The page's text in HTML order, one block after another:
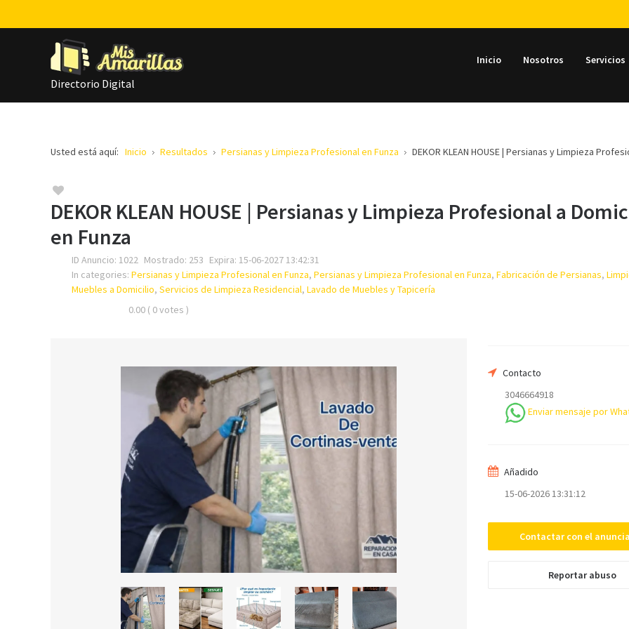
Directorio Digital
Inicio Nosotros Servicios
Usted está aquí: Inicio Resultados Persianas y Limpieza Profesional en Funza DEKOR KLEAN HOUSE | Persianas y Limpieza
DEKOR KLEAN HOUSE | Persianas y Limpieza Profesional a
en Funza
ID Anuncio: 1022 Mostrado: 253 Expira: 15-06-2027 13:42:31
In categories: Persianas y Limpieza Profesional en Funza, Persianas y Limpieza Profesional en Funza, Fabricación de Persianas,
Muebles a Domicilio, Servicios de Limpieza Residencial, Lavado de Muebles y Tapicería
0.00 ( 0 votes )
Contacto
3046664918
Enviar mensaje por
Añadido
15-06-2026 13:31:12
Contactar con el
Reportar abuso
Su email